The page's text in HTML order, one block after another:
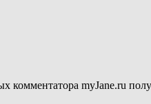
комментатора myJane.ru